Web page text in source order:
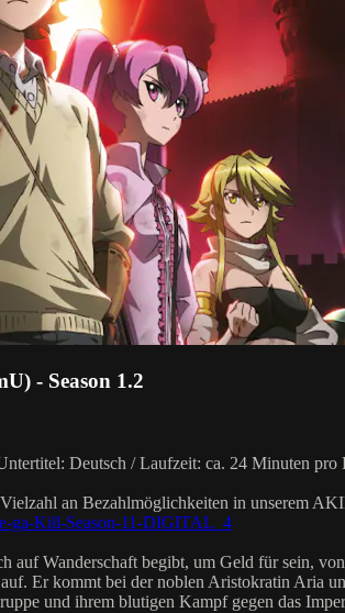
- Season 1.2
Deutsch / Laufzeit: ca. 24 Minuten pro
an Bezahlmöglichkeiten in unserem
ga-Kill-Season-11-DIGITAL_4
auf Wanderschaft begibt, um Geld für sein,
Er kommt bei der noblen Aristokratin Aria
und ihrem blutigen Kampf gegen das